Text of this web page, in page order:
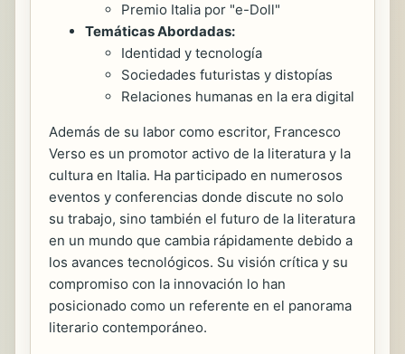
Premio Italia por "e-Doll"
Temáticas Abordadas:
Identidad y tecnología
Sociedades futuristas y distopías
Relaciones humanas en la era digital
Además de su labor como escritor, Francesco
Verso es un promotor activo de la literatura y la
cultura en Italia. Ha participado en numerosos
eventos y conferencias donde discute no solo
su trabajo, sino también el futuro de la literatura
en un mundo que cambia rápidamente debido a
los avances tecnológicos. Su visión crítica y su
compromiso con la innovación lo han
posicionado como un referente en el panorama
literario contemporáneo.